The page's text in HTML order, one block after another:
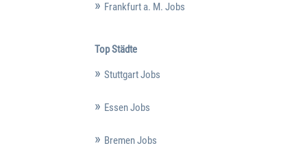
Frankfurt a. M. Jobs
Top Städte
Stuttgart Jobs
Essen Jobs
Bremen Jobs